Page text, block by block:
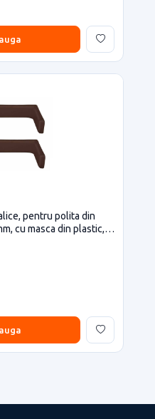
pentru polita din
cu masca din plastic,